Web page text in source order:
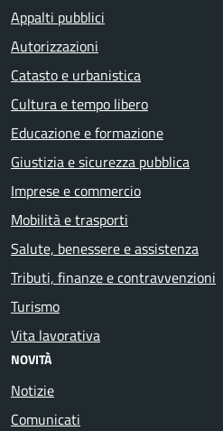
Appalti pubblici
Autorizzazioni
Catasto e urbanistica
Cultura e tempo libero
Educazione e formazione
Giustizia e sicurezza pubblica
Imprese e commercio
Mobilità e trasporti
Salute, benessere e assistenza
Tributi, finanze e contravvenzioni
Turismo
Vita lavorativa
NOVITÀ
Notizie
Comunicati